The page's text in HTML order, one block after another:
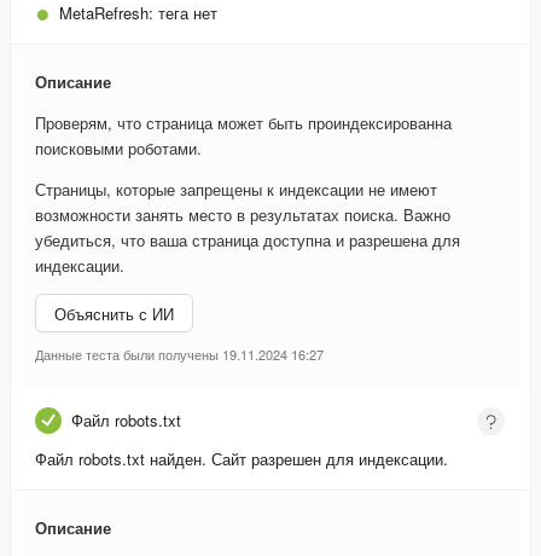
MetaRefresh: тега нет
Описание
Проверям, что страница может быть проиндексированна
поисковыми роботами.
Страницы, которые запрещены к индексации не имеют
возможности занять место в результатах поиска. Важно
убедиться, что ваша страница доступна и разрешена для
индексации.
Объяснить с ИИ
Данные теста были получены 19.11.2024 16:27
Файл robots.txt
Файл robots.txt найден. Сайт разрешен для индексации.
Описание